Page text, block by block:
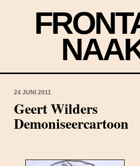
24 JUNI 2011
Geert Wilders
Demoniseercartoon